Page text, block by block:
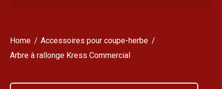
Home
Accessoires pour coupe-herbe
Arbre à rallonge Kress Commercial